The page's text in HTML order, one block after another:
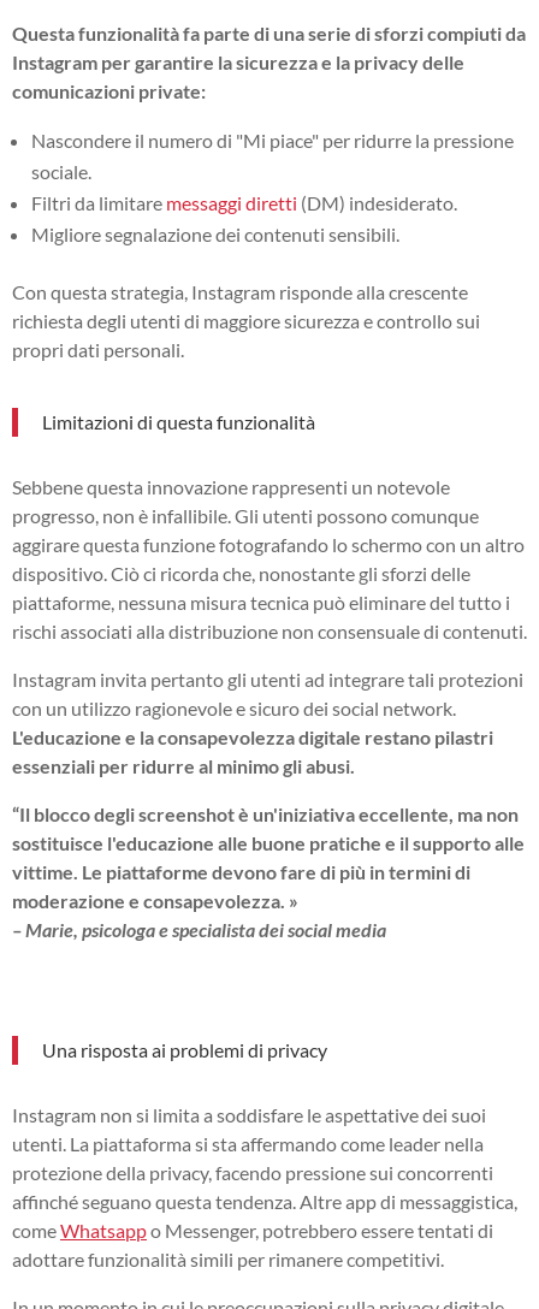
Questa funzionalità fa parte di una serie di sforzi compiuti da
Instagram per garantire la sicurezza e la privacy delle
comunicazioni private:
Nascondere il numero di "Mi piace" per ridurre la pressione
sociale.
Filtri da limitare messaggi diretti (DM) indesiderato.
Migliore segnalazione dei contenuti sensibili.
Con questa strategia, Instagram risponde alla crescente
richiesta degli utenti di maggiore sicurezza e controllo sui
propri dati personali.
Limitazioni di questa funzionalità
Sebbene questa innovazione rappresenti un notevole
progresso, non è infallibile. Gli utenti possono comunque
aggirare questa funzione fotografando lo schermo con un altro
dispositivo. Ciò ci ricorda che, nonostante gli sforzi delle
piattaforme, nessuna misura tecnica può eliminare del tutto i
rischi associati alla distribuzione non consensuale di contenuti.
Instagram invita pertanto gli utenti ad integrare tali protezioni
con un utilizzo ragionevole e sicuro dei social network.
L'educazione e la consapevolezza digitale restano pilastri
essenziali per ridurre al minimo gli abusi.
“Il blocco degli screenshot è un'iniziativa eccellente, ma non
sostituisce l'educazione alle buone pratiche e il supporto alle
vittime. Le piattaforme devono fare di più in termini di
moderazione e consapevolezza. »
– Marie, psicologa e specialista dei social media
Una risposta ai problemi di privacy
Instagram non si limita a soddisfare le aspettative dei suoi
utenti. La piattaforma si sta affermando come leader nella
protezione della privacy, facendo pressione sui concorrenti
affinché seguano questa tendenza. Altre app di messaggistica,
comeWhatsappo Messenger, potrebbero essere tentati di
adottare funzionalità simili per rimanere competitivi.